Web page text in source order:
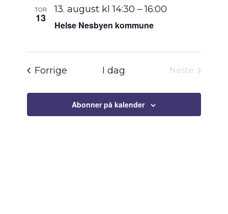
TOR
13
Helse Nesbyen kommune
13. august kl 14:30 –16:00
Forrige Arrangementer
I dag
Neste
Abonner på kalender